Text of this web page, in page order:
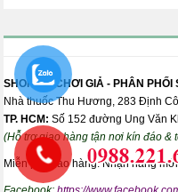
SHOP ĐỒ CHƠI GIẢ - PHÂN PHỐI
Nhà thuốc Thu Hương, 283 Định
TP. HCM: Số 152 đường Ung Văn
(Hỗ trợ giao hàng tận nơi kín đáo
Miễn phí giao hàng. Nhận hàng